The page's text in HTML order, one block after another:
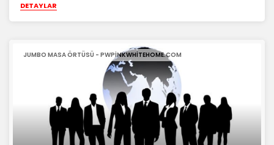
DETAYLAR
JUMBO MASA ÖRTÜSÜ - PWPINKWHITEHOME.COM